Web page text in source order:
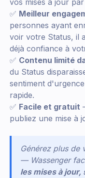
vos mises à jour
✅ Meilleur
personnes ayant
voir votre Status, il
déjà confiance à
✅ Contenu limité
du Status
sentiment
rapide.
✅ Facile et gratuit
publiez une mise à
Générez plus de
— Wassenger
les mises à